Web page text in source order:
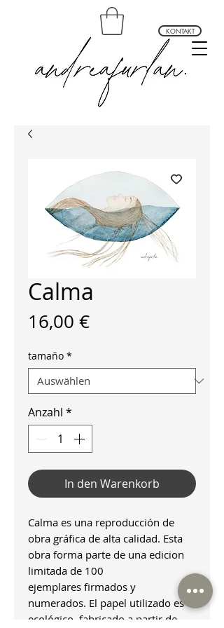
KONTAKT
andrea furlan arte profundo
Calma
16,00 €Preis
tamaño *
Anzahl *
In den Warenkorb
Calma es una reproducción de
obra gráfica de alta calidad. Esta
obra forma parte de una edicion
limitada de 100
ejemplares firmados y
numerados. El papel utilizado es
ecológico, fabricado a partir de